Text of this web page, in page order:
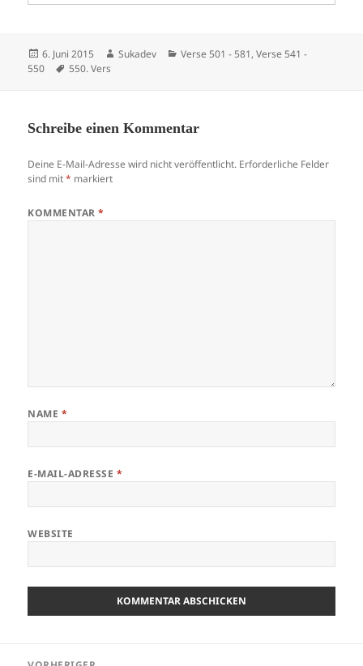
Veröffentlicht
am
6. Juni 2015 Autor
Sukadev Kategorien
Verse 501 - 581,Verse 541 -
550
Schlagwörter
550. Vers
Schreibe einen Kommentar
Deine E-Mail-Adresse wird nicht veröffentlicht. Erforderliche Felder
sind mit* markiert
KOMMENTAR*
NAME *
E-MAIL-ADRESSE *
WEBSITE